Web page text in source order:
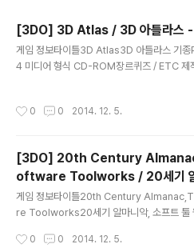
[3DO] 3D Atlas / 3D 아틀라스 -
게임 정보타이틀3D Atlas3D 아틀라스 기
4 미디어 형식 CD-ROM장르퀴즈 / ETC
0 0 2014. 12. 5.
[3DO] 20th Century
oftware Toolworks / 20세기 알
소프트 툴 웍스 - 북미판
게임 정보타이틀20th Century
re Toolworks20세기 알마니악, 소프트 툴
OM장르ETC 제작/판매Software
0 0 2014. 12. 5.